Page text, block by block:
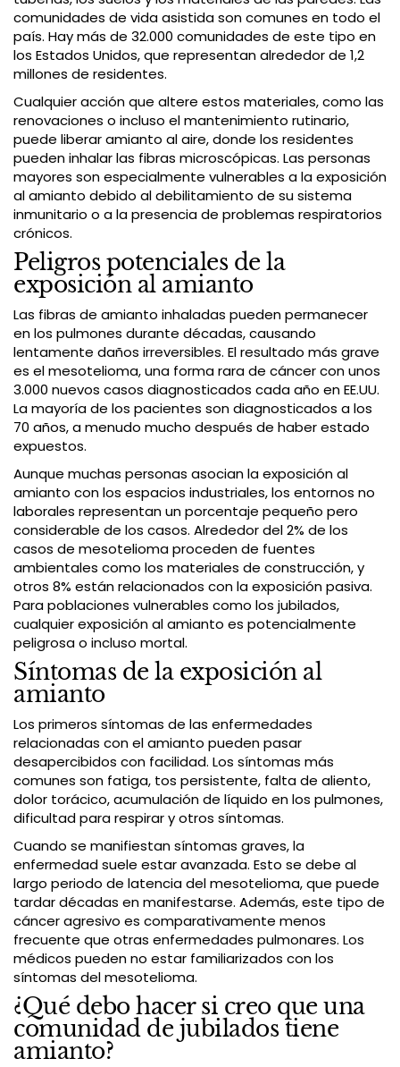
comunidades de vida asistida son comunes en todo el
país. Hay más de 32.000 comunidades de este tipo en
los Estados Unidos, que representan alrededor de 1,2
millones de residentes.
Cualquier acción que altere estos materiales, como las
renovaciones o incluso el mantenimiento rutinario,
puede liberar amianto al aire, donde los residentes
pueden inhalar las fibras microscópicas. Las personas
mayores son especialmente vulnerables a la exposición
al amianto debido al debilitamiento de su sistema
inmunitario o a la presencia de problemas respiratorios
crónicos.
Peligros potenciales de la
exposición al amianto
Las fibras de amianto inhaladas pueden permanecer
en los pulmones durante décadas, causando
lentamente daños irreversibles. El resultado más grave
es el mesotelioma, una forma rara de cáncer con unos
3.000 nuevos casos diagnosticados cada año en EE.UU.
La mayoría de los pacientes son diagnosticados a los
70 años, a menudo mucho después de haber estado
expuestos.
Aunque muchas personas asocian la exposición al
amianto con los espacios industriales, los entornos no
laborales representan un porcentaje pequeño pero
considerable de los casos. Alrededor del 2% de los
casos de mesotelioma proceden de fuentes
ambientales como los materiales de construcción, y
otros 8% están relacionados con la exposición pasiva.
Para poblaciones vulnerables como los jubilados,
cualquier exposición al amianto es potencialmente
peligrosa o incluso mortal.
Síntomas de la exposición al
amianto
Los primeros síntomas de las enfermedades
relacionadas con el amianto pueden pasar
desapercibidos con facilidad. Los síntomas más
comunes son fatiga, tos persistente, falta de aliento,
dolor torácico, acumulación de líquido en los pulmones,
dificultad para respirar y otros síntomas.
Cuando se manifiestan síntomas graves, la
enfermedad suele estar avanzada. Esto se debe al
largo periodo de latencia del mesotelioma, que puede
tardar décadas en manifestarse. Además, este tipo de
cáncer agresivo es comparativamente menos
frecuente que otras enfermedades pulmonares. Los
médicos pueden no estar familiarizados con los
síntomas del mesotelioma.
¿Qué debo hacer si creo que una
comunidad de jubilados tiene
amianto?